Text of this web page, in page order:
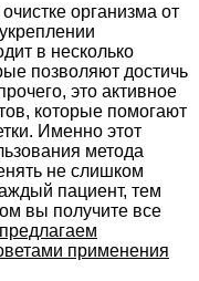
организма от
в несколько
позволяют достичь
это активное
которые помогают
Именно этот
метода
не слишком
пациент, тем
вы получите все
применения